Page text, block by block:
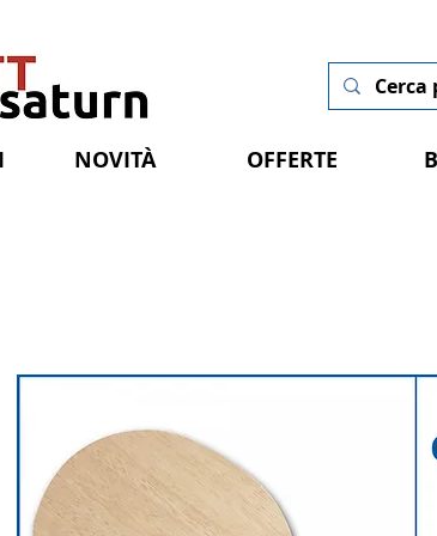
NOVITÀ OFFERTE